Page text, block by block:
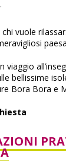
vuole
viaggio
bellissime
Bora Bora e